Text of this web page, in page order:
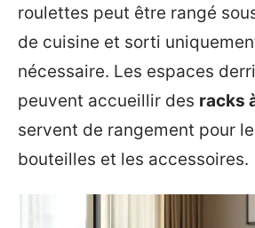
roulettes peut être rangé
de cuisine et sorti
nécessaire. Les espaces
peuvent accueillir des racks
servent de rangement pour
bouteilles et les accessoires.